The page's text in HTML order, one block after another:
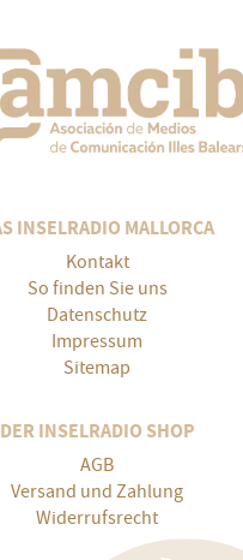
INSELRADIO MALLORCA
Kontakt
So finden Sie uns
Datenschutz
Impressum
Sitemap
DER INSELRADIO SHOP
AGB
Versand und Zahlung
Widerrufsrecht